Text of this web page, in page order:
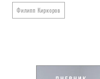
Филипп Киркоров